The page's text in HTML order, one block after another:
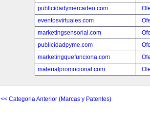
publicidadymercadeo.com
eventosvirtuales.com
marketingsensorial.com
publicidadpyme.com
marketingquefunciona.com
materialpromocional.com
<< Categoria Anterior (Marcas y Patentes)